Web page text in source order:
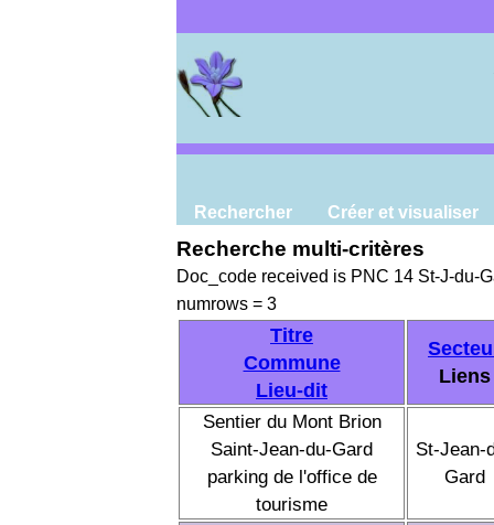
Rechercher Créer et visualiser
Recherche multi-critères
Doc_code received is PNC 14 St-J-du-
numrows = 3
Titre
Commune
Lieu-dit
Liens
Sentier du Mont Brion
Saint-Jean-du-Gard
parking de l'office de
tourisme
St-Jean-
Gard